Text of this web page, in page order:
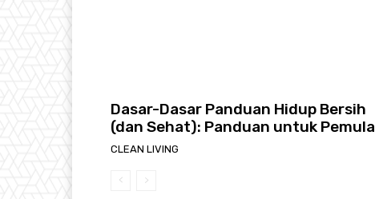
Dasar-Dasar Panduan Hidup Bersih
(dan Sehat): Panduan untuk Pemula
CLEAN LIVING